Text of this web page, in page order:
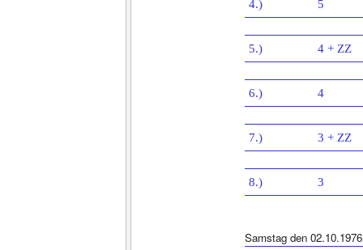
4.) 5
5.) 4 + ZZ
6.) 4
7.) 3 + ZZ
8.) 3
Samstag den 02.10.1976